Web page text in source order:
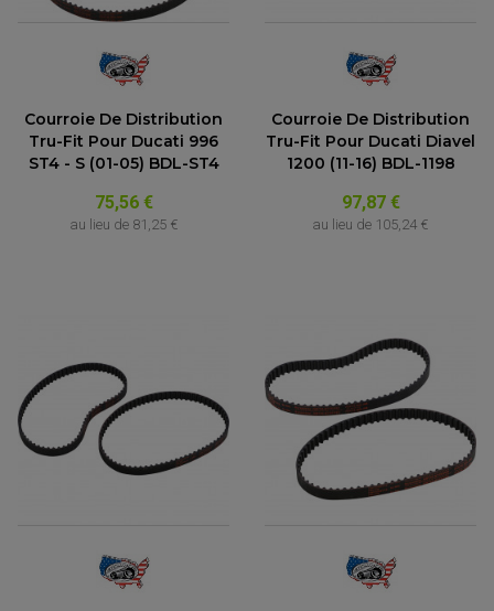
Courroie De Distribution
Tru-Fit Pour Ducati 996
ST4 - S (01-05) BDL-ST4
75,56 €
au lieu de 81,25 €
Courroie De Distribution
Tru-Fit Pour Ducati Diavel
1200 (11-16) BDL-1198
97,87 €
au lieu de 105,24 €